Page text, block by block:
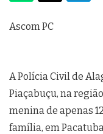
Ascom PC
A Polícia Civil de
Piaçabuçu, na
menina de apenas
família, em